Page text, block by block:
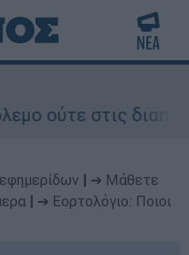
➔ Μάθετε
➔ Εορτολόγιο: Ποιοι